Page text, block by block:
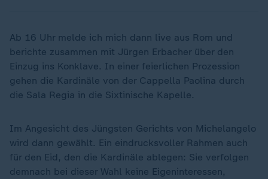
Ab 16 Uhr melde ich mich dann live aus Rom und
berichte zusammen mit Jürgen Erbacher über den
Einzug ins Konklave. In einer feierlichen Prozession
gehen die Kardinäle von der Cappella Paolina durch
die Sala Regia in die Sixtinische Kapelle.
Im Angesicht des Jüngsten Gerichts von Michelangelo
wird dann gewählt. Ein eindrucksvoller Rahmen auch
für den Eid, den die Kardinäle ablegen: Sie verfolgen
demnach bei dieser Wahl keine Eigeninteressen,